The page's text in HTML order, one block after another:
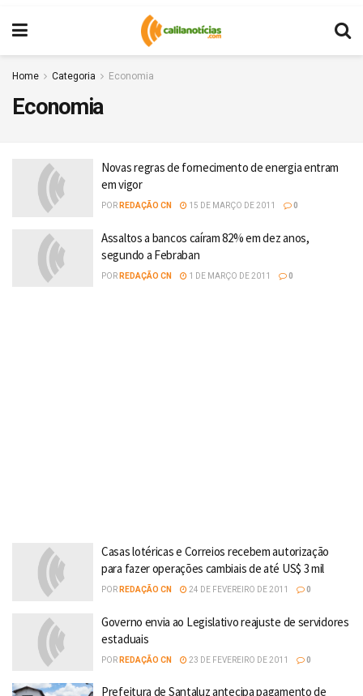
Home Categoria Economia
Economia
Novas regras de fornecimento de energia entram
em vigor
POR REDAÇÃO CN 15 DE MARÇO DE 2011 0
Assaltos a bancos caíram 82% em dez anos,
segundo a Febraban
POR REDAÇÃO CN 1 DE MARÇO DE 2011 0
Casas lotéricas e Correios recebem autorização
para fazer operações cambiais de até US$ 3 mil
POR REDAÇÃO CN 24 DE FEVEREIRO DE 2011 0
Governo envia ao Legislativo reajuste de servidores
estaduais
POR REDAÇÃO CN 23 DE FEVEREIRO DE 2011 0
Prefeitura de Santaluz antecipa pagamento de